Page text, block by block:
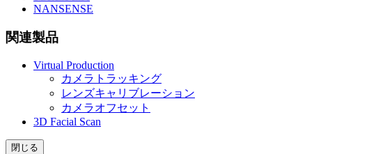
NANSENSE
関連製品
Virtual Production
カメラトラッキング
レンズキャリブレーション
カメラオフセット
3D Facial Scan
閉じる